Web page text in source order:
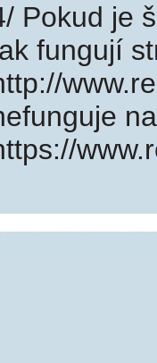
Pokud je
fungují